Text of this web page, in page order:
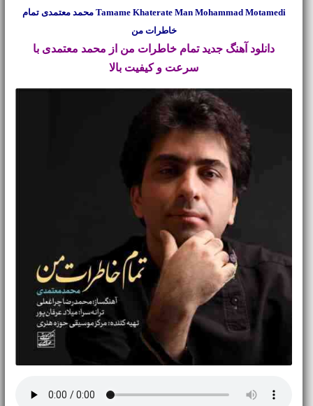
Tamame Khaterate Man Mohammad Motamedi محمد معتمدی تمام
خاطرات من
دانلود آهنگ جدید تمام خاطرات من از محمد معتمدی با
سرعت و کیفیت بالا